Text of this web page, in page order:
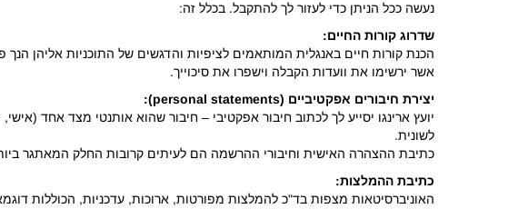
נעשה ככל הניתן כדי לעזור לך להתקבל. בכלל זה:
שדרוג קורות החיים:
הכנת קורות חיים באנגלית המותאמים לציפיות והדגשים של התוכניות אליהן
אשר ירשימו את וועדות הקבלה וישפרו את סיכוייך.
יצירת חיבורים אפקטיביים (personal statements)
:
יועץ ארינגו יסייע לך לכתוב חיבור אפקטיבי – חיבור שהוא אותנטי מצד אחד
לשונית.
כתיבת ההצהרה האישית וחיבורי ההרשמה הם לעיתים קרובות החלק המאתגר
כתיבת ההמלצות:
האוניברסיטאות מצפות בד"כ להמלצות מפורטות, ארוכות, עדכניות, הכוללות